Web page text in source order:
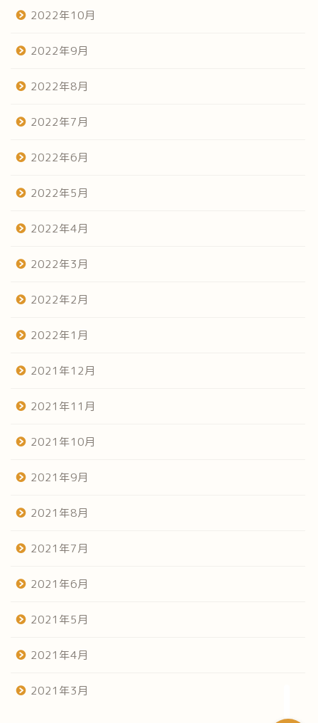
2022年10月
2022年9月
2022年8月
2022年7月
2022年6月
2022年5月
2022年4月
2022年3月
2022年2月
2022年1月
2021年12月
2021年11月
2021年10月
2021年9月
2021年8月
2021年7月
2021年6月
2021年5月
2021年4月
2021年3月